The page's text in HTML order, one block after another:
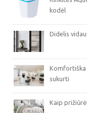
kodėl
Didelis
Komfortiška
sukurti
Kaip